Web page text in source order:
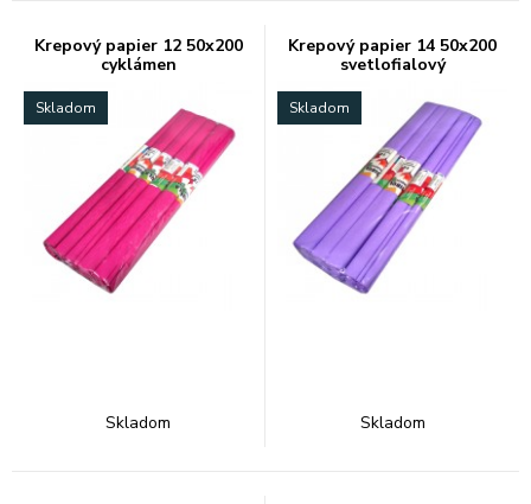
Krepový papier 12 50x200
cyklámen
Skladom
Skladom
Krepový papier 14 50x200
svetlofialový
Skladom
Skladom